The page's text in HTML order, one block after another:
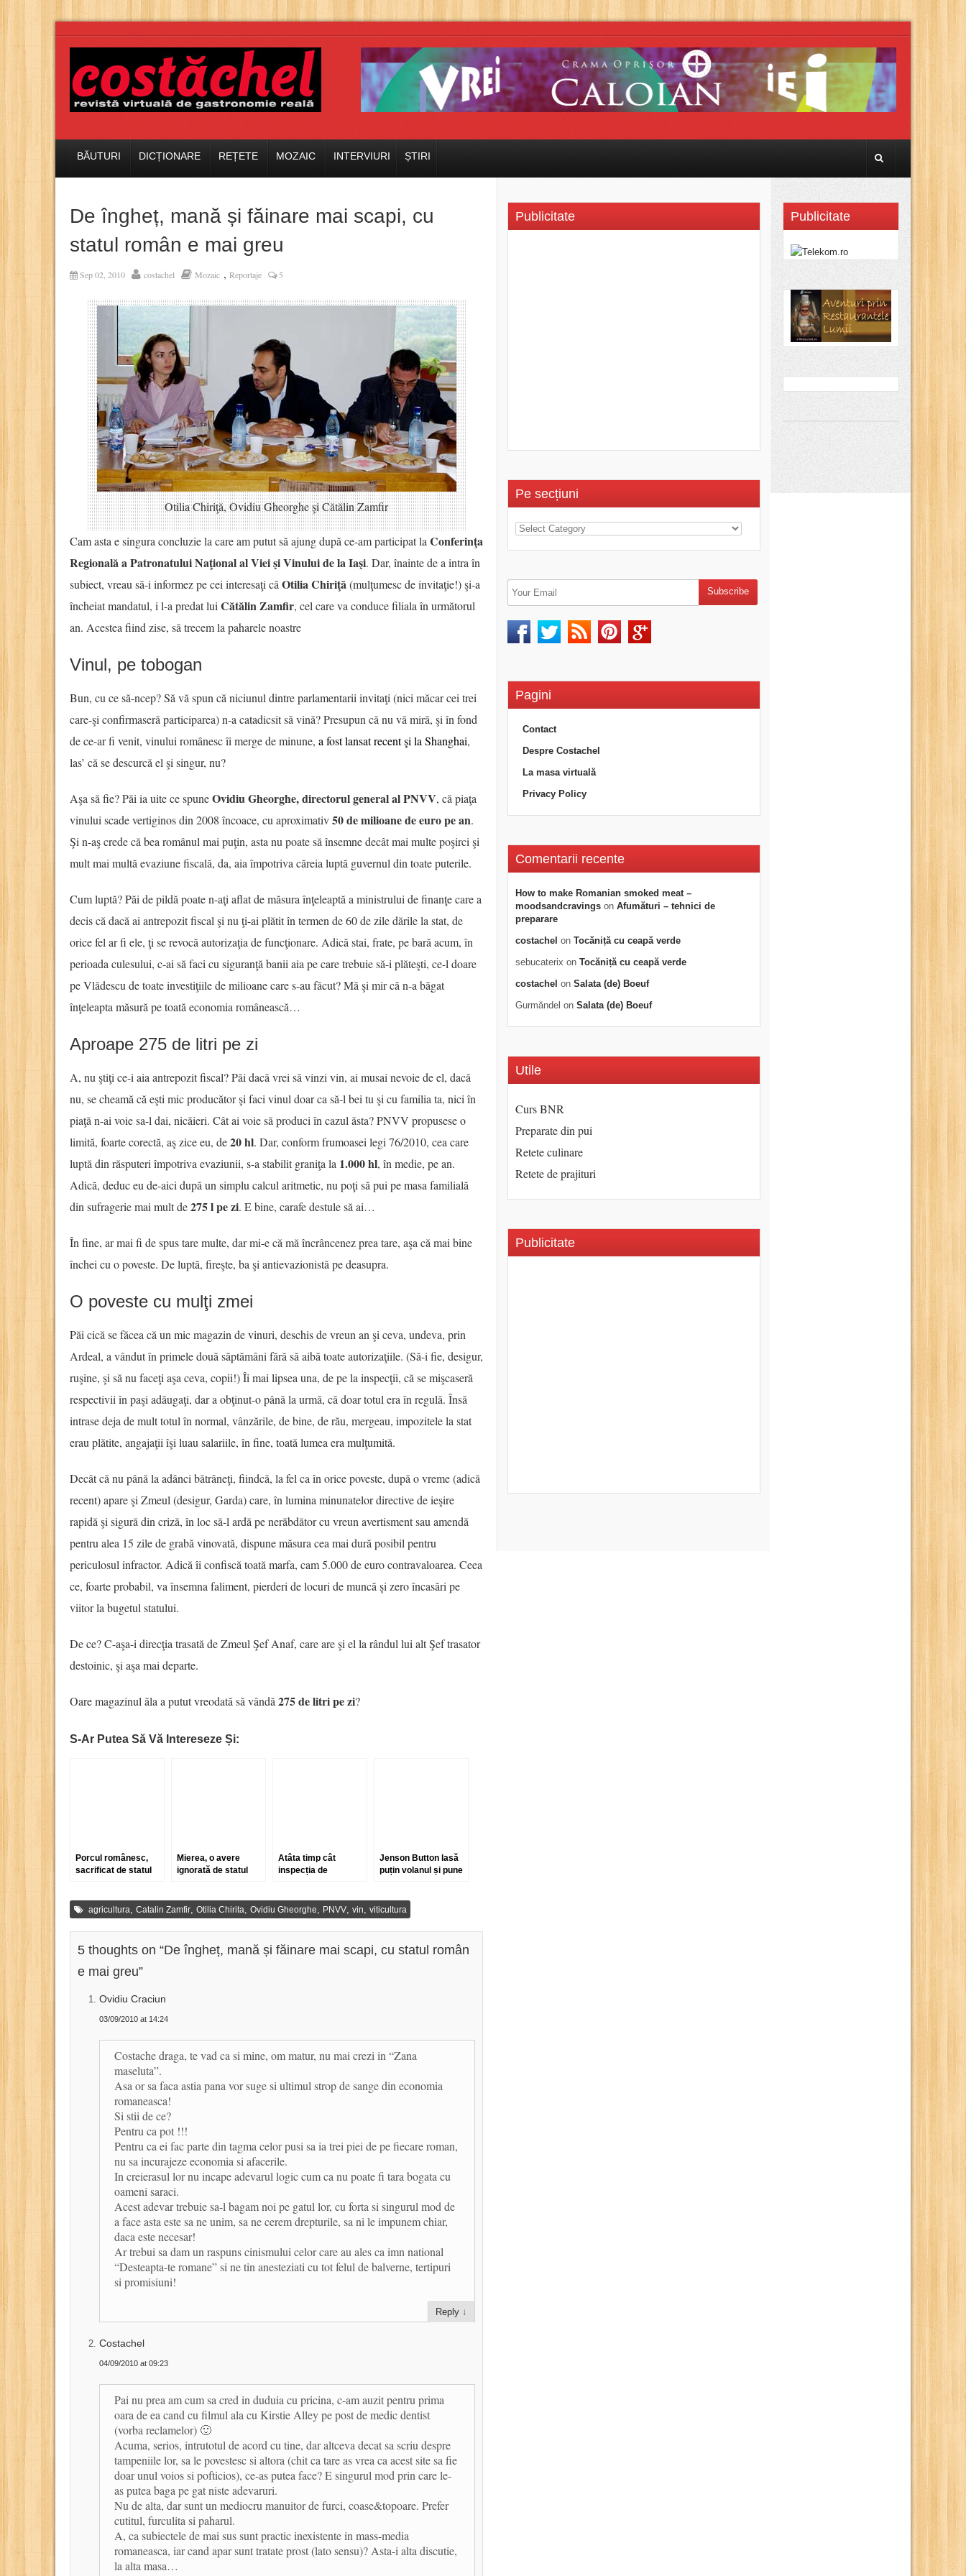
BĂUTURI DICȚIONARE REȚETE MOZAIC INTERVIURI ȘTIRI
De îngheț, mană și făinare mai scapi, cu
statul român e mai greu
Sep 02, 2010 costachel Mozaic , Reportaje 5
Otilia Chiriţă, Ovidiu Gheorghe şi Cătălin Zamfir
Cam asta e singura concluzie la care am putut să ajung după ce-am participat la Conferinţa
Regională a Patronatului Naţional al Viei şi Vinului de la Iaşi. Dar, înainte de a intra în
subiect, vreau să-i informez pe cei interesaţi că Otilia Chiriţă(mulţumesc de invitaţie!) şi-a
încheiat mandatul, i l-a predat lui Cătălin Zamfir, cel care va conduce filiala în următorul
an. Acestea fiind zise, să trecem la paharele noastre
Vinul, pe tobogan
Bun, cu ce să-ncep? Să vă spun că niciunul dintre parlamentarii invitaţi (nici măcar cei trei
care-şi confirmaseră participarea) n-a catadicsit să vină? Presupun că nu vă miră, şi în fond
de ce-ar fi venit, vinului românesc îi merge de minune, a fost lansat recent şi la Shanghai,
las’ că se descurcă el şi singur, nu?
Aşa să fie? Păi ia uite ce spuneOvidiu Gheorghe, directorul general al PNVV, că piaţa
vinului scade vertiginos din 2008 încoace, cu aproximativ50 de milioane de euro pe an.
Şi n-aş crede că bea românul mai puţin, asta nu poate să însemne decât mai multe poşirci şi
mult mai multă evaziune fiscală, da, aia împotriva căreia luptă guvernul din toate puterile.
Cum luptă? Păi de pildă poate n-aţi aflat de măsura înţeleaptă a ministrului de finanţe care a
decis că dacă ai antrepozit fiscal şi nu ţi-ai plătit în termen de 60 de zile dările la stat, de
orice fel ar fi ele, ţi se revocă autorizaţia de funcţionare. Adică stai, frate, pe bară acum, în
perioada culesului, c-ai să faci cu siguranţă banii aia pe care trebuie să-i plăteşti, ce-l doare
pe Vlădescu de toate investiţiile de milioane care s-au făcut? Mă şi mir că n-a băgat
înţeleapta măsură pe toată economia românească…
Aproape 275 de litri pe zi
A, nu ştiţi ce-i aia antrepozit fiscal? Păi dacă vrei să vinzi vin, ai musai nevoie de el, dacă
nu, se cheamă că eşti mic producător şi faci vinul doar ca să-l bei tu şi cu familia ta, nici în
piaţă n-ai voie sa-l dai, nicăieri. Cât ai voie să produci în cazul ăsta? PNVV propusese o
limită, foarte corectă, aş zice eu, de20 hl. Dar, conform frumoasei legi 76/2010, cea care
luptă din răsputeri împotriva evaziunii, s-a stabilit graniţa la 1.000 hl, în medie, pe an.
Adică, deduc eu de-aici după un simplu calcul aritmetic, nu poţi să pui pe masa familială
din sufragerie mai mult de275 l pe zi. E bine, carafe destule să ai…
În fine, ar mai fi de spus tare multe, dar mi-e că mă încrâncenez prea tare, aşa că mai bine
închei cu o poveste. De luptă, fireşte, ba şi antievazionistă pe deasupra.
O poveste cu mulţi zmei
Păi cică se făcea că un mic magazin de vinuri, deschis de vreun an şi ceva, undeva, prin
Ardeal, a vândut în primele două săptămâni fără să aibă toate autorizaţiile. (Să-i fie, desigur,
ruşine, şi să nu faceţi aşa ceva, copii!) Îi mai lipsea una, de pe la inspecţii, că se mişcaseră
respectivii în paşi adăugaţi, dar a obţinut-o până la urmă, că doar totul era în regulă. Însă
intrase deja de mult totul în normal, vânzările, de bine, de rău, mergeau, impozitele la stat
erau plătite, angajaţii îşi luau salariile, în fine, toată lumea era mulţumită.
Decât că nu până la adânci bătrâneţi, fiindcă, la fel ca în orice poveste, după o vreme (adică
recent) apare şi Zmeul (desigur, Garda) care, în lumina minunatelor directive de ieşire
rapidă şi sigură din criză, în loc să-l ardă pe nerăbdător cu vreun avertisment sau amendă
pentru alea 15 zile de grabă vinovată, dispune măsura cea mai dură posibil pentru
periculosul infractor. Adică îi confiscă toată marfa, cam 5.000 de euro contravaloarea. Ceea
ce, foarte probabil, va însemna faliment, pierderi de locuri de muncă şi zero încasări pe
viitor la bugetul statului.
De ce? C-aşa-i direcţia trasată de Zmeul Şef Anaf, care are şi el la rândul lui alt Şef trasator
destoinic, şi aşa mai departe.
Oare magazinul ăla a putut vreodată să vândă 275 de litri pe zi?
S-Ar Putea Să Vă Intereseze Și:
Porcul românesc,
sacrificat de statul
Mierea, o avere
ignorată de statul
Atâta timp cât
inspecția de
avea în continuare
vinuri-problemă!
Jenson Button lasă
puțin volanul și pune
agricultura, Catalin Zamfir, Otilia Chirita, Ovidiu Gheorghe, PNVV, vin, viticultura
5 thoughts on “De îngheț, mană și făinare mai scapi, cu statul român
e mai greu”
Ovidiu Craciun
03/09/2010 at 14:24
Costache draga, te vad ca si mine, om matur, nu mai crezi in “Zana
maseluta”.
Asa or sa faca astia pana vor suge si ultimul strop de sange din economia
romaneasca!
Si stii de ce?
Pentru ca pot !!!
Pentru ca ei fac parte din tagma celor pusi sa ia trei piei de pe fiecare roman,
nu sa incurajeze economia si afacerile.
In creierasul lor nu incape adevarul logic cum ca nu poate fi tara bogata cu
oameni saraci.
Acest adevar trebuie sa-l bagam noi pe gatul lor, cu forta si singurul mod de
a face asta este sa ne unim, sa ne cerem drepturile, sa ni le impunem chiar,
daca este necesar!
Ar trebui sa dam un raspuns cinismului celor care au ales ca imn national
“Desteapta-te romane” si ne tin anesteziati cu tot felul de balverne, tertipuri
si promisiuni!
Reply ↓
Costachel
04/09/2010 at 09:23
Pai nu prea am cum sa cred in duduia cu pricina, c-am auzit pentru prima
oara de ea cand cu filmul ala cu Kirstie Alley pe post de medic dentist
(vorba reclamelor) 🙂
Acuma, serios, intrutotul de acord cu tine, dar altceva decat sa scriu despre
tampeniile lor, sa le povestesc si altora (chit ca tare as vrea ca acest site sa fie
doar unul voios si pofticios), ce-as putea face? E singurul mod prin care le-
as putea baga pe gat niste adevaruri.
Nu de alta, dar sunt un mediocru manuitor de furci, coase&topoare. Prefer
cutitul, furculita si paharul.
A, ca subiectele de mai sus sunt practic inexistente in mass-media
romaneasca, iar cand apar sunt tratate prost (lato sensu)? Asta-i alta discutie,
la alta masa…
Publicitate
Pe secțiuni
Pagini
Contact
Despre Costachel
La masa virtuală
Privacy Policy
Comentarii recente
How to make Romanian smoked meat –
moodsandcravings on Afumături – tehnici de
preparare
costachel on Tocăniță cu ceapă verde
sebucaterix on Tocăniță cu ceapă verde
costachel on Salata (de) Boeuf
Gurmăndel on Salata (de) Boeuf
Utile
Curs BNR
Preparate din pui
Retete culinare
Retete de prajituri
Publicitate
Publicitate